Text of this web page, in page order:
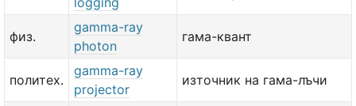
физ.
gamma-ray
photon
гама-квант
политех.
gamma-ray
projector
източник на гама-лъчи